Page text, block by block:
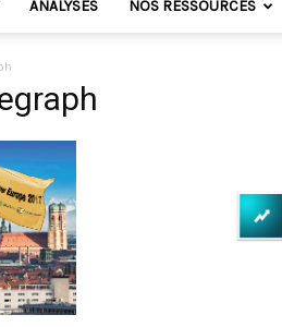
ANALYSES NOS RESSOURCES